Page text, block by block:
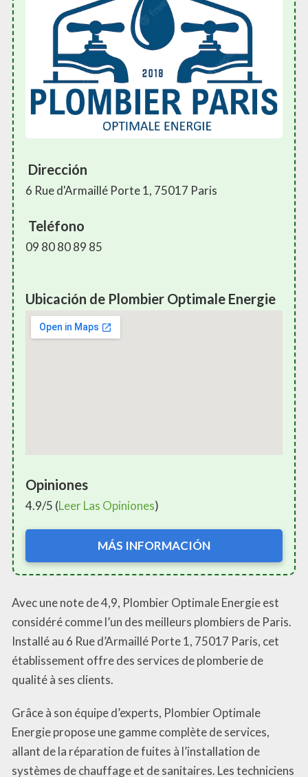
Dirección
6 Rue d'Armaillé Porte 1, 75017 Paris
Teléfono
09 80 80 89 85
Ubicación de Plombier Optimale Energie
Opiniones
4.9/5 (Leer Las Opiniones)
MÁS INFORMACIÓN
Avec une note de 4,9, Plombier Optimale Energie est
considéré comme l’un des meilleurs plombiers de Paris.
Installé au 6 Rue d’Armaillé Porte 1, 75017 Paris, cet
établissement offre des services de plomberie de
qualité à ses clients.
Grâce à son équipe d’experts, Plombier Optimale
Energie propose une gamme complète de services,
allant de la réparation de fuites à l’installation de
systèmes de chauffage et de sanitaires. Les techniciens